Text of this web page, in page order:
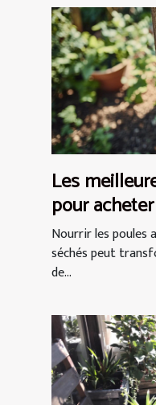
Les
pour
séchés
Nourrir les poules
séchés peut
de...